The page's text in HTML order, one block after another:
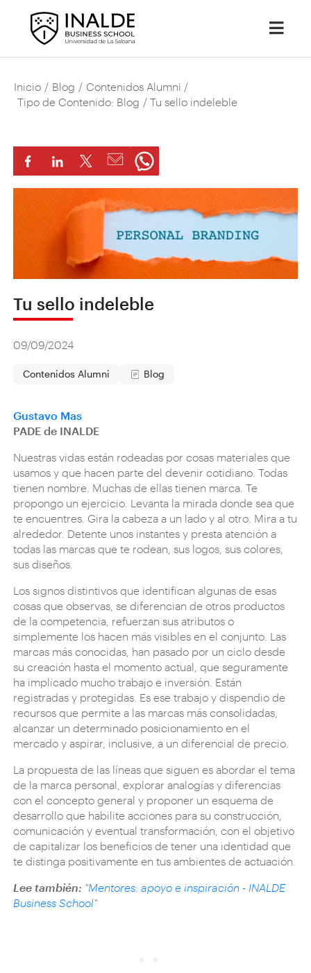
Inicio / Blog / Contenidos Alumni /
Tipo de Contenido: Blog / Tu sello indeleble
Tu sello indeleble
09/09/2024
Contenidos Alumni Blog
Gustavo Mas
PADE de INALDE
Nuestras vidas están rodeadas por cosas materiales que
usamos y que hacen parte del devenir cotidiano. Todas
tienen nombre. Muchas de ellas tienen marca. Te
propongo un ejercicio. Levanta la mirada donde sea que
te encuentres. Gira la cabeza a un lado y al otro. Mira a tu
alrededor. Detente unos instantes y presta atención a
todas las marcas que te rodean, sus logos, sus colores,
sus diseños.
Los signos distintivos que identifican algunas de esas
cosas que observas, se diferencian de otros productos
de la competencia, refuerzan sus atributos o
simplemente los hacen más visibles en el conjunto. Las
marcas más conocidas, han pasado por un ciclo desde
su creación hasta el momento actual, que seguramente
ha implicado mucho trabajo e inversión. Están
registradas y protegidas. Es ese trabajo y dispendio de
recursos que permite a las marcas más consolidadas,
alcanzar un determinado posicionamiento en el
mercado y aspirar, inclusive, a un diferencial de precio.
La propuesta de las líneas que siguen es abordar el tema
de la marca personal, explorar analogías y diferencias
con el concepto general y proponer un esquema de
desarrollo que habilite acciones para su construcción,
comunicación y eventual transformación, con el objetivo
de capitalizar los beneficios de tener una identidad que
te distinga positivamente en tus ambientes de actuación.
Lee también: "Mentores: apoyo e inspiración - INALDE
Business School"